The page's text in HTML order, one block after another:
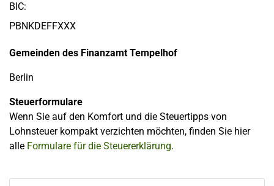
BIC:
PBNKDEFFXXX
Gemeinden des Finanzamt Tempelhof
Berlin
Steuerformulare
Wenn Sie auf den Komfort und die Steuertipps von
Lohnsteuer kompakt verzichten möchten, finden Sie hier
alle Formulare für die Steuererklärung.